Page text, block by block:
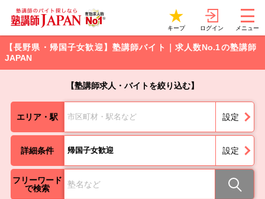
キープ ログイン メニュー
【長野県・帰国子女歓迎】塾講師バイト｜求人数No.1の塾講師
JAPAN
【塾講師求人・バイトを絞り込む】
エリア・駅 市区町材・駅名など 設定
詳細条件 帰国子女歓迎 設定
フリーワード
で検索